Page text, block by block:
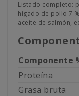
Listado completo:
hígado de pollo 7
aceite de salmón,
Componente
Proteína
Grasa bruta